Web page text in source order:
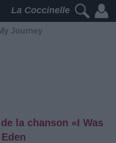
La Coccinelle
Journey
la chanson «I Was